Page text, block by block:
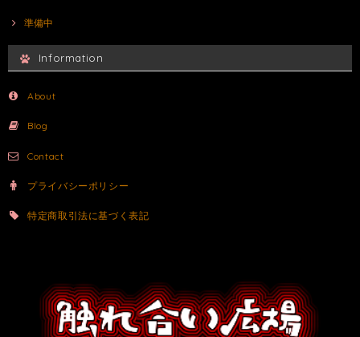
準備中
Information
About
Blog
Contact
プライバシーポリシー
特定商取引法に基づく表記